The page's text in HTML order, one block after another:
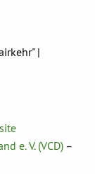
|
e. V. (VCD) –